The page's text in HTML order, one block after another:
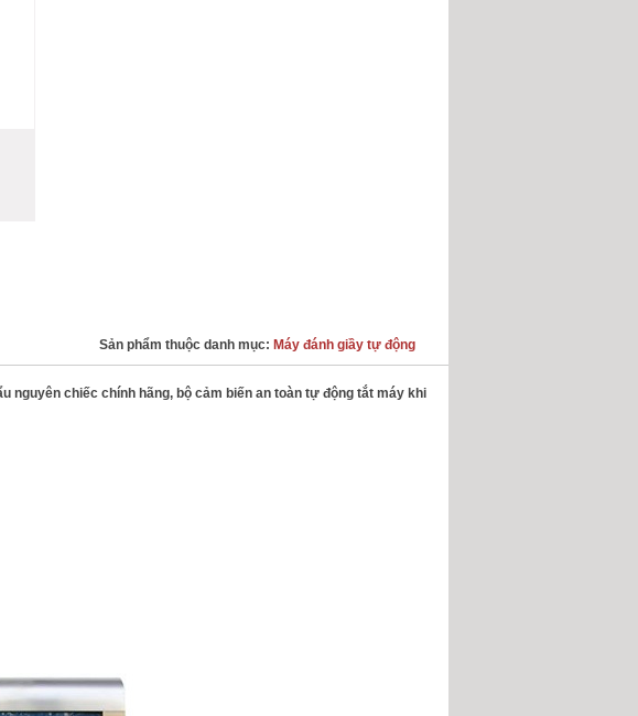
Sản phẩm thuộc danh mục: Máy đánh giầy tự động
nguyên chiếc chính hãng, bộ cảm biến an toàn tự động tắt máy khi